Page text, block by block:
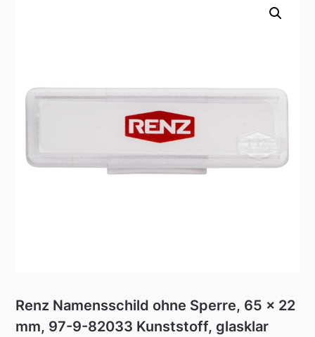
Renz Namensschild ohne Sperre, 65 x 22
mm, 97-9-82033 Kunststoff, glasklar